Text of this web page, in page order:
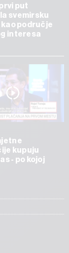
put
svemirsku
područje
interesa
kupuju
- po kojoj